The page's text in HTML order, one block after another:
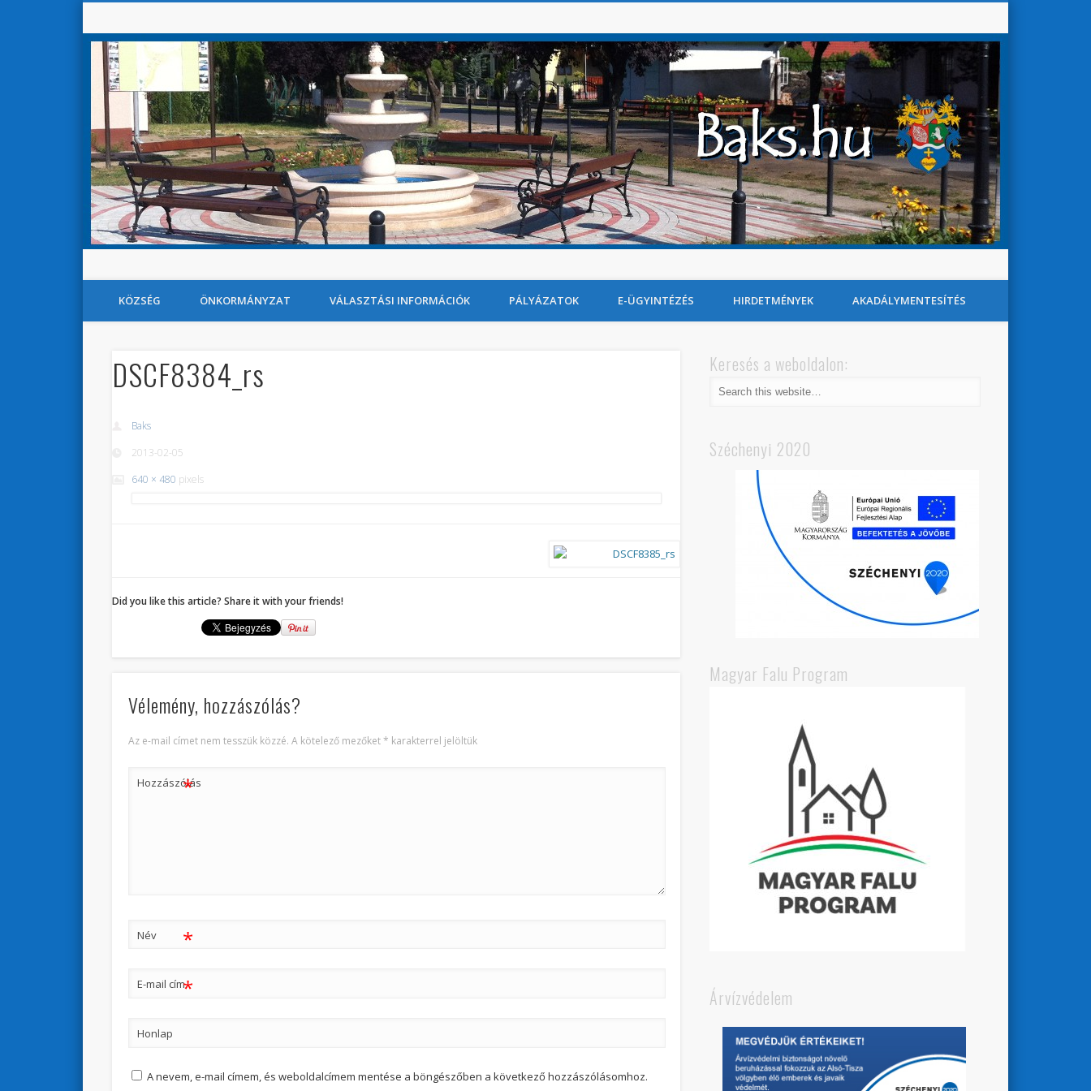
KÖZSÉG ÖNKORMÁNYZAT VÁLASZTÁSI INFORMÁCIÓK PÁLYÁZATOK E-ÜGYINTÉZÉS HIRDETMÉNYEK AKADÁLYMENTESÍTÉS
DSCF8384_rs
Baks
2013-02-05
640 × 480 pixels
Did you like this article? Share it with your friends!
Vélemény, hozzászólás?
Az e-mail címet nem tesszük közzé. A kötelező mezőket* karakterrel jelöltük
Hozzászólás
*
Név *
E-mail cím*
Honlap
A nevem, e-mail címem, és weboldalcímem mentése a böngészőben a következő hozzászólásomhoz.
Keresés a weboldalon:
Széchenyi 2020
Magyar Falu Program
Árvízvédelem